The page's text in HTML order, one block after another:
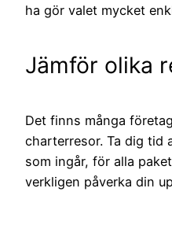
ha gör valet mycket
Jämför olika
Det finns många
charterresor. Ta dig tid
som ingår, för alla
verkligen påverka din